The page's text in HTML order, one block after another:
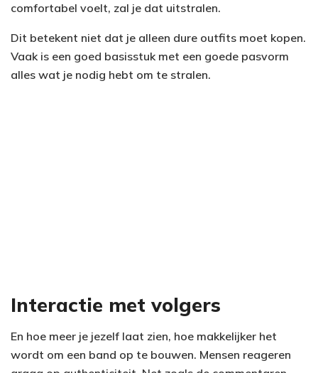
comfortabel voelt, zal je dat uitstralen.
Dit betekent niet dat je alleen dure outfits moet kopen.
Vaak is een goed basisstuk met een goede pasvorm
alles wat je nodig hebt om te stralen.
Interactie met volgers
En hoe meer je jezelf laat zien, hoe makkelijker het
wordt om een band op te bouwen. Mensen reageren